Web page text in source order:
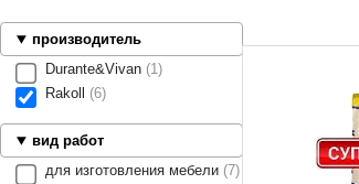
производитель
Durante&Vivan 1
Rakoll
6
вид работ
для изготовления мебели 7